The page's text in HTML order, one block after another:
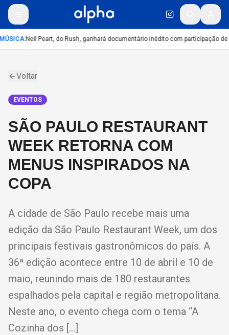
:Neil Peart, do Rush, ganhará documentário inédito com participação de
Voltar
EVENTOS
SÃO PAULO RESTAURANT
WEEK RETORNA COM
MENUS INSPIRADOS NA
COPA
A cidade de São Paulo recebe mais uma
edição da São Paulo Restaurant Week, um dos
principais festivais gastronômicos do país. A
36ª edição acontece entre 10 de abril e 10 de
maio, reunindo mais de 180 restaurantes
espalhados pela capital e região metropolitana.
Neste ano, o evento chega com o tema “A
Cozinha dos […]